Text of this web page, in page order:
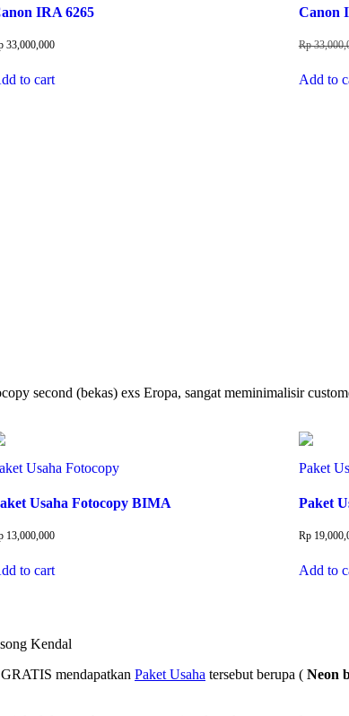
IRA 6265
33,000,000
to cart
Canon
Rp
Add to
second (bekas) exs Eropa, sangat meminimalisir
Usaha Fotocopy
Usaha Fotocopy BIMA
13,000,000
to cart
Paket
Paket
Rp
Add to
Kendal
mendapatkan Paket Usaha tersebut berupa ( Neon